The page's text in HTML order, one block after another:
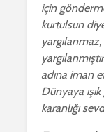
için
kurtulsun
adına iman
Dünyaya
karanlığı